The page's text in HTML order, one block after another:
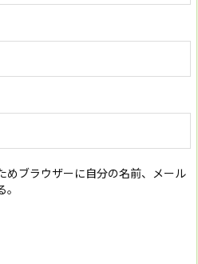
めブラウザーに自分の名前、メール